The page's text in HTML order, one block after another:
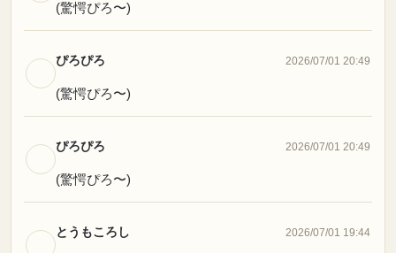
(驚愕ぴろ〜)
ぴろぴろ 2026/07/01 20:49
(驚愕ぴろ〜)
ぴろぴろ 2026/07/01 20:49
(驚愕ぴろ〜)
とうもころし 2026/07/01 19:44